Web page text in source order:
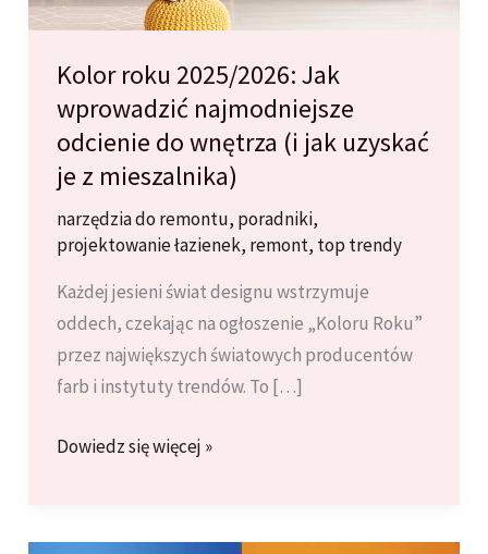
Kolor roku 2025/2026: Jak
wprowadzić najmodniejsze
odcienie do wnętrza (i jak uzyskać
je z mieszalnika)
narzędzia do remontu, poradniki,
projektowanie łazienek, remont, top trendy
Każdej jesieni świat designu wstrzymuje
oddech, czekając na ogłoszenie „Koloru Roku”
przez największych światowych producentów
farb i instytuty trendów. To […]
Kolor
Jak
Dowiedz się więcej »